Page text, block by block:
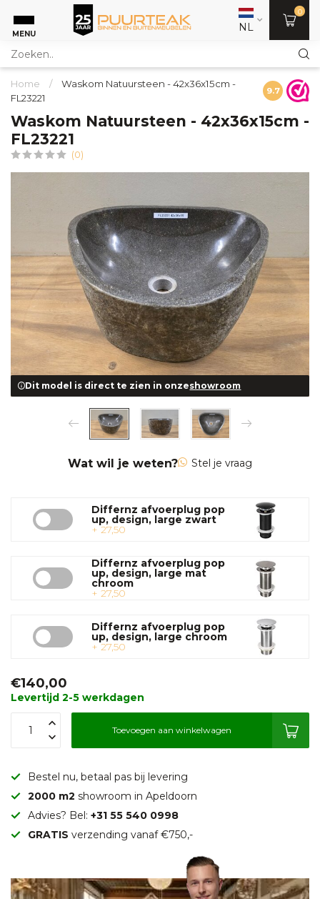
MENU NL
0
Home /
Waskom Natuursteen - 42x36x15cm -
FL23221
9.7
Waskom Natuursteen - 42x36x15cm -
FL23221
(0)
Dit model is direct te zien in onzeshowroom
Wat wil je weten? Stel je vraag
Differnz afvoerplug pop
up, design, large zwart
+ 27,50
Differnz afvoerplug pop
up, design, large mat
chroom
+ 27,50
Differnz afvoerplug pop
up, design, large chroom
+ 27,50
€140,00
Levertijd 2-5 werkdagen
Toevoegen aan winkelwagen
Bestel nu, betaal pas bij levering
2000 m2 showroom in Apeldoorn
Advies? Bel: +31 55 540 0998
GRATIS verzending vanaf €750,-